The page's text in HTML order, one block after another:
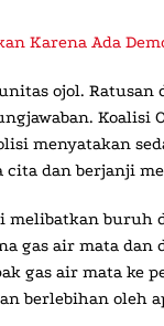
Karena Ada
ojol. Ratusan
Koalisi
menyatakan
cita dan berjanji
buruh
gas air mata dan
gas air mata ke
berlebihan oleh